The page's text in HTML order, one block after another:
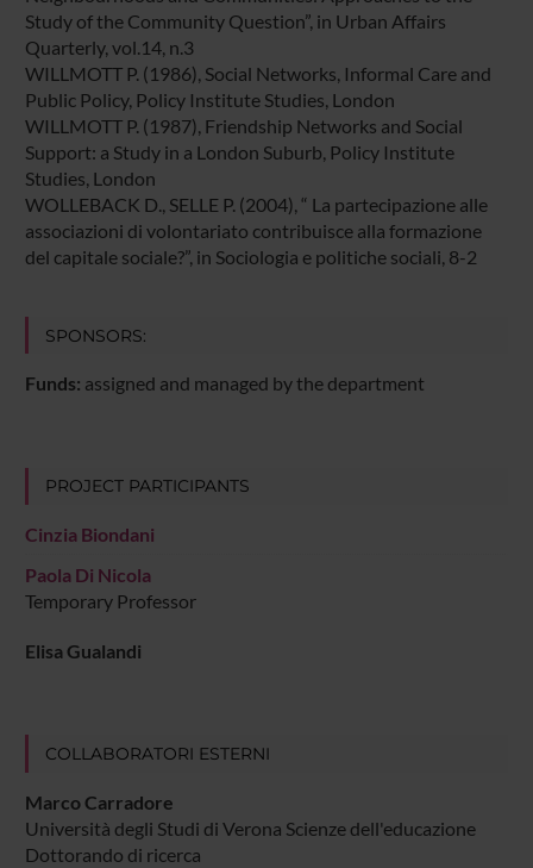
Study of the Community Question”, in Urban Affairs
Quarterly, vol.14, n.3
WILLMOTT P. (1986), Social Networks, Informal Care and
Public Policy, Policy Institute Studies, London
WILLMOTT P. (1987), Friendship Networks and Social
Support: a Study in a London Suburb, Policy Institute
Studies, London
WOLLEBACK D., SELLE P. (2004), “ La partecipazione alle
associazioni di volontariato contribuisce alla formazione
del capitale sociale?”, in Sociologia e politiche sociali, 8-2
SPONSORS:
Funds: assigned and managed by the department
PROJECT PARTICIPANTS
Cinzia Biondani
Paola Di Nicola
Temporary Professor
Elisa Gualandi
COLLABORATORI ESTERNI
Marco Carradore
Università degli Studi di Verona Scienze dell'educazione
Dottorando di ricerca